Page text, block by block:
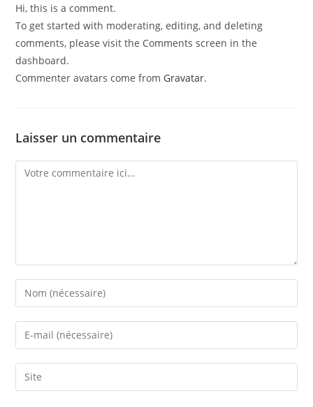
Hi, this is a comment.
To get started with moderating, editing, and deleting
comments, please visit the Comments screen in the
dashboard.
Commenter avatars come from Gravatar.
Laisser un commentaire